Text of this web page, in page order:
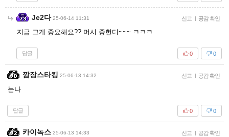
Je2다 25-06-14 11:31 신고 | 공감 확인
지금 그게 중요해요?? 머시 중헌디~~~ ㅋㅋㅋ
답글 0
0
깜장스타킹 25-06-13 14:32 신고 | 공감 확인
눈나
답글 0
0
카이녹스 25-06-13 14:33 신고 | 공감 확인